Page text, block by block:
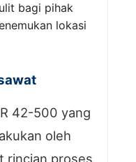
bagi pihak
lokasi
42-500 yang
oleh
rincian proses